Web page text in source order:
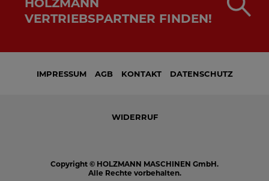
HOLZMANN
VERTRIEBSPARTNER FINDEN!
IMPRESSUM AGB KONTAKT DATENSCHUTZ
WIDERRUF
Copyright © HOLZMANN MASCHINEN GmbH.
Alle Rechte vorbehalten.